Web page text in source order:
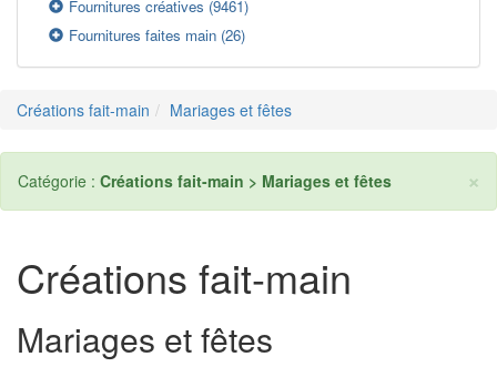
Fournitures créatives (9461)
Fournitures faites main (26)
Créations fait-main Mariages et fêtes
×
Catégorie : Créations fait-main > Mariages et fêtes
Créations fait-main
Mariages et fêtes